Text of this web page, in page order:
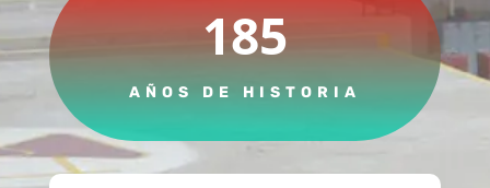
185
AÑOS DE HISTORIA